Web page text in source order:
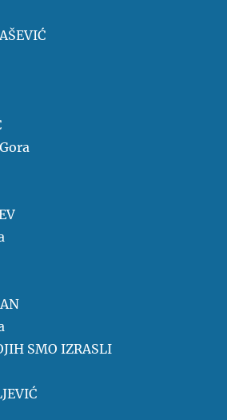
SMO IZRASLI